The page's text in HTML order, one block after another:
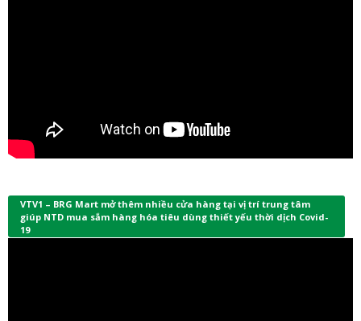
VTV1 – BRG Mart mở thêm nhiều cửa hàng tại vị trí trung tâm
giúp NTD mua sắm hàng hóa tiêu dùng thiết yếu thời dịch Covid-
19